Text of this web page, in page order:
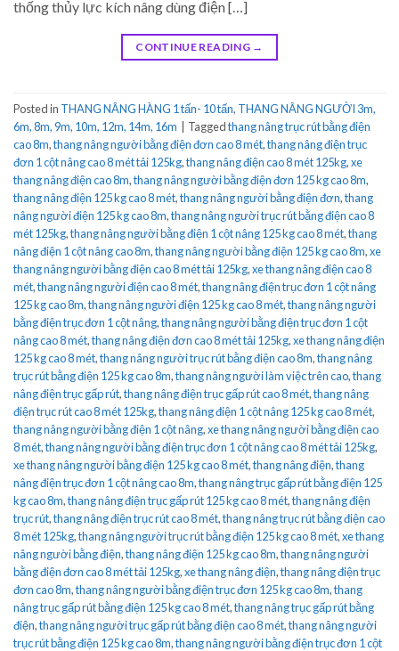
thống thủy lực kích nâng dùng điện […]
CONTINUE READING →
Posted in THANG NÂNG HÀNG 1 tấn- 10 tấn, THANG NÂNG NGƯỜI 3m,
6m, 8m, 9m, 10m, 12m, 14m, 16m
Taggedthang nâng trục rút bằng điện
cao 8m,thang nâng người bằng điện đơn cao 8 mét,thang nâng điện trục
đơn 1 cột nâng cao 8 mét tải 125kg,thang nâng điện cao 8 mét 125kg,xe
thang nâng điện cao 8m,thang nâng người bằng điện đơn 125 kg cao 8m,
thang nâng điện 125 kg cao 8 mét,thang nâng người bằng điện đơn,thang
nâng người điện 125 kg cao 8m,thang nâng người trục rút bằng điện cao 8
mét 125kg,thang nâng người bằng điện 1 cột nâng 125 kg cao 8 mét,thang
nâng điện 1 cột nâng cao 8m,thang nâng người bằng điện 125 kg cao 8m,xe
thang nâng người bằng điện cao 8 mét tải 125kg,xe thang nâng điện cao 8
mét,thang nâng người điện cao 8 mét,thang nâng điện trục đơn 1 cột nâng
125 kg cao 8m,thang nâng người điện 125 kg cao 8 mét,thang nâng người
bằng điện trục đơn 1 cột nâng,thang nâng người bằng điện trục đơn 1 cột
nâng cao 8 mét,thang nâng điện đơn cao 8 mét tải 125kg,xe thang nâng điện
125 kg cao 8 mét,thang nâng người trục rút bằng điện cao 8m,thang nâng
trục rút bằng điện 125 kg cao 8m,thang nâng người làm việc trên cao,thang
nâng điện trục gấp rút,thang nâng điện trục gấp rút cao 8 mét,thang nâng
điện trục rút cao 8 mét 125kg,thang nâng điện 1 cột nâng 125 kg cao 8 mét,
thang nâng người bằng điện 1 cột nâng,xe thang nâng người bằng điện cao
8 mét,thang nâng người bằng điện trục đơn 1 cột nâng cao 8 mét tải 125kg,
xe thang nâng người bằng điện 125 kg cao 8 mét,thang nâng điện,thang
nâng điện trục đơn 1 cột nâng cao 8m,thang nâng trục gấp rút bằng điện 125
kg cao 8m,thang nâng điện trục gấp rút 125 kg cao 8 mét,thang nâng điện
trục rút,thang nâng điện trục rút cao 8 mét,thang nâng trục rút bằng điện cao
8 mét 125kg,thang nâng người trục rút bằng điện 125 kg cao 8 mét,xe thang
nâng người bằng điện,thang nâng điện 125 kg cao 8m,thang nâng người
bằng điện đơn cao 8 mét tải 125kg,xe thang nâng điện,thang nâng điện trục
đơn cao 8m,thang nâng người bằng điện trục đơn 125 kg cao 8m,thang
nâng trục gấp rút bằng điện 125 kg cao 8 mét,thang nâng trục gấp rút bằng
điện,thang nâng người trục gấp rút bằng điện cao 8 mét,thang nâng người
trục rút bằng điện 125 kg cao 8m,thang nâng người bằng điện trục đơn 1 cột